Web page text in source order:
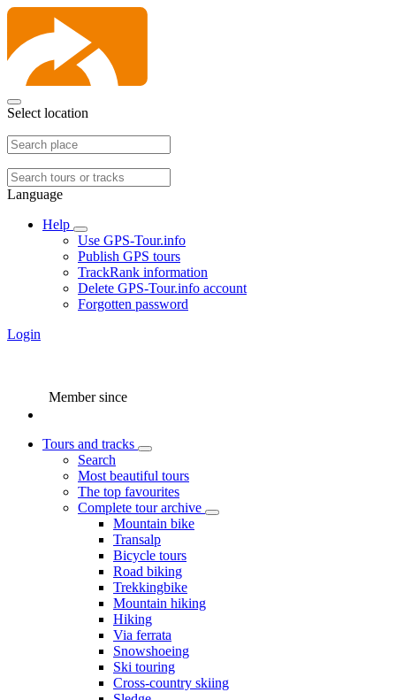
Select location
Language
Help
Use GPS-Tour.info
Publish GPS tours
TrackRank information
Delete GPS-Tour.info account
Forgotten password
Login
Member since
Tours and tracks
Search
Most beautiful tours
The top favourites
Complete tour archive
Mountain bike
Transalp
Bicycle tours
Road biking
Trekkingbike
Mountain hiking
Hiking
Via ferrata
Snowshoeing
Ski touring
Cross-country skiing